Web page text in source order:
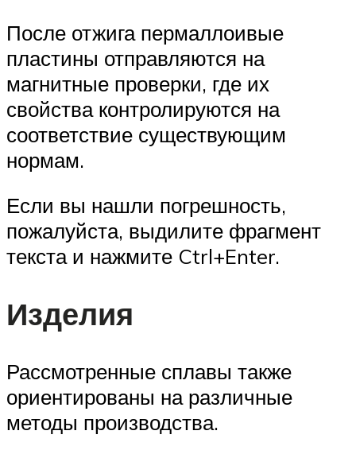
После отжига пермаллоивые
пластины отправляются на
магнитные проверки, где их
свойства контролируются на
соответствие существующим
нормам.
Если вы нашли погрешность,
пожалуйста, выдилите фрагмент
текста и нажмите Ctrl+Enter.
Изделия
Рассмотренные сплавы также
ориентированы на различные
методы производства.